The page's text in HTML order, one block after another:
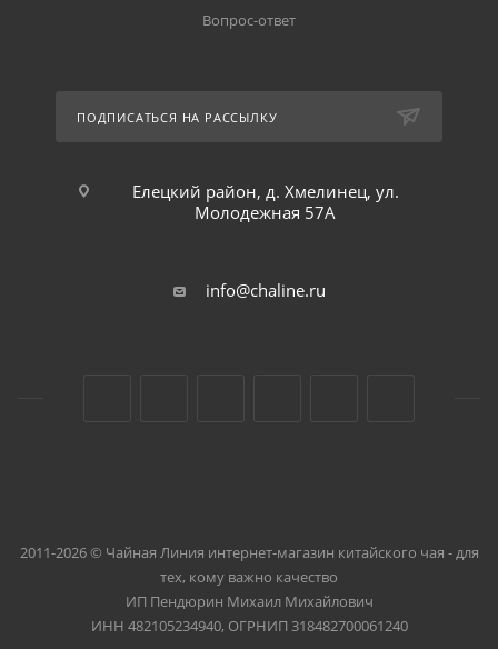
Вопрос-ответ
ПОДПИСАТЬСЯ НА РАССЫЛКУ
Елецкий район, д. Хмелинец, ул.
Молодежная 57А
info@chaline.ru
2011-2026 © Чайная Линия интернет-магазин китайского чая - для
тех, кому важно качество
ИП Пендюрин Михаил Михайлович
ИНН 482105234940, ОГРНИП 318482700061240